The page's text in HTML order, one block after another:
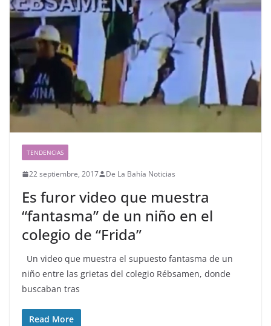
TENDENCIAS
22 septiembre, 2017 De La Bahía Noticias
Es furor video que muestra
“fantasma” de un niño en el
colegio de “Frida”
Un video que muestra el supuesto fantasma de un
niño entre las grietas del colegio Rébsamen, donde
buscaban tras
Read More